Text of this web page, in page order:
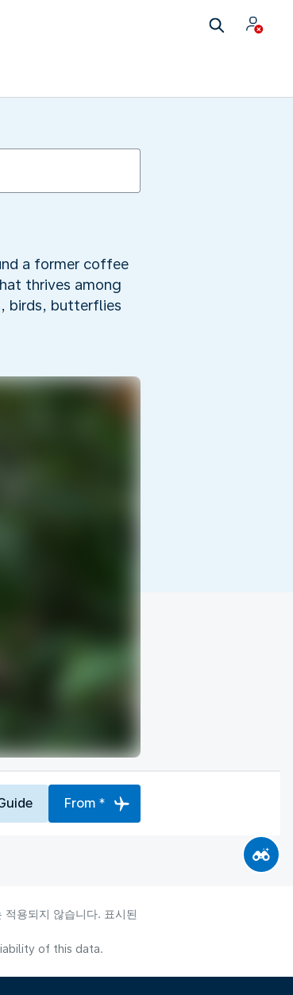
a former coffee
thrives among
birds, butterflies
From *
용되지 않습니다. 표시된
of this data.